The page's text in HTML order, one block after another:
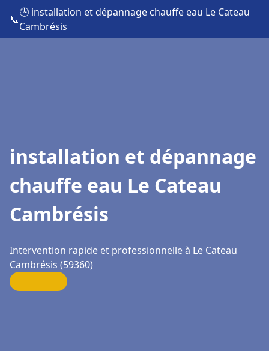
📞
🕒 installation et dépannage chauffe eau Le Cateau
Cambrésis
installation et dépannage
chauffe eau Le Cateau
Cambrésis
Intervention rapide et professionnelle à Le Cateau
Cambrésis (59360)